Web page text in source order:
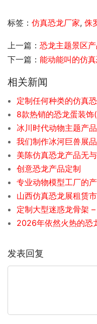
标签： 仿真恐龙厂家, 侏
上一篇： 恐龙主题景区
下一篇： 能动能叫的仿
相关新闻
定制任何种类的仿真
8款热销的恐龙蛋装
冰川时代动物主题产
我们制作冰河巨兽展
美陈仿真恐龙产品无
创意恐龙产品定制
专业动物模型工厂的
山西仿真恐龙展租赁
定制大型迷惑龙骨架
2026年依然火热的恐
发表回复